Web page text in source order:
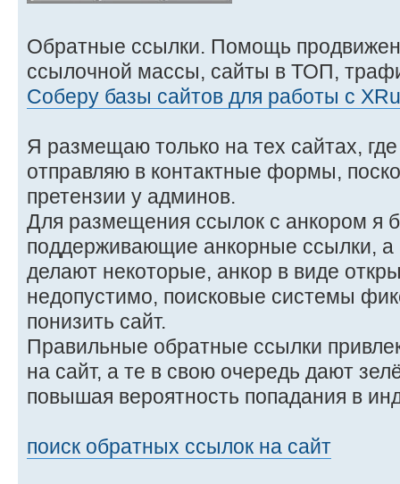
Обратные ссылки. Помощь
ссылочной массы, сайты в ТОП,
Соберу базы сайтов для работы с
Я размещаю только на тех сайтах,
отправляю в контактные формы,
претензии у админов.
Для размещения ссылок с анкором я
поддерживающие анкорные ссылки, а
делают некоторые, анкор в виде
недопустимо, поисковые системы
понизить сайт.
Правильные обратные ссылки
на сайт, а те в свою очередь дают
повышая вероятность попадания в
поиск обратных ссылок на сайт